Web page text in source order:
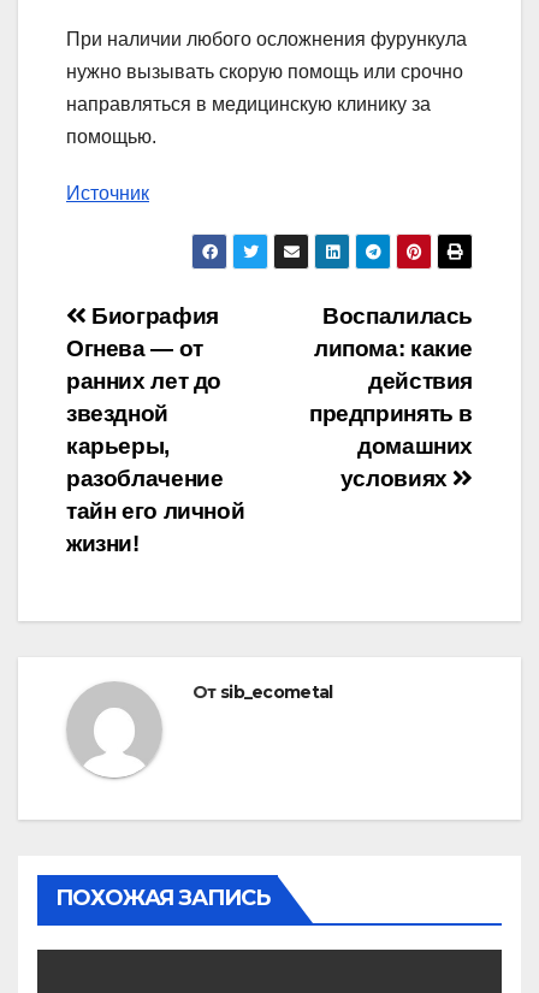
При наличии любого осложнения фурункула
нужно вызывать скорую помощь или срочно
направляться в медицинскую клинику за
помощью.
Источник
Навигация
по
записям
Воспалилась
липома: какие
действия
предпринять в
домашних
условиях
Биография
Огнева — от
ранних лет до
звездной
карьеры,
разоблачение
тайн его личной
жизни!
От sib_ecometal
ПОХОЖАЯ ЗАПИСЬ